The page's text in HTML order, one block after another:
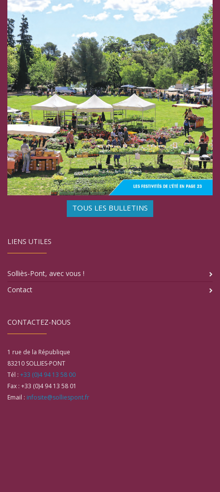
TOUS LES BULLETINS
LIENS UTILES
Solliès-Pont, avec vous !
Contact
CONTACTEZ-NOUS
1 rue de la République
83210 SOLLIES-PONT
Tél : +33 (0)4 94 13 58 00
Fax : +33 (0)4 94 13 58 01
Email : infosite@solliespont.fr